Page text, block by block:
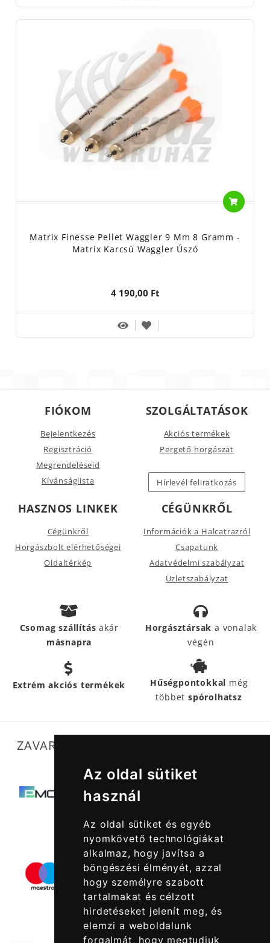
Az oldal sütiket
használ
Az oldal sütiket és egyéb
nyomkövető technológiákat
alkalmaz, hogy javítsa a
böngészési élményét, azzal
hogy személyre szabott
tartalmakat és célzott
hirdetéseket jelenít meg, és
elemzi a weboldalunk
forgalmát, hogy megtudjuk
Matrix Finesse Pellet Waggler 9 Mm 8 Gramm -
Matrix Karcsú Waggler Úszó
4 190,00 Ft
FIÓKOM
Bejelentkezés
Regisztráció
Megrendeléseid
Kívánságlista
SZOLGÁLTATÁSOK
Akciós termékek
Pergető horgászat
Hírlevél feliratkozás
HASZNOS LINKEK
Cégünkről
Horgászbolt elérhetőségei
Oldaltérkép
CÉGÜNKRŐL
Információk a Halcatrazról
Csapatunk
Adatvédelmi szabályzat
Üzletszabályzat
Csomag szállításakár
másnapra
Horgásztársak a vonalak
végén
Extrém akciós termékek Hűségpontokkal még
többetspórolhatsz
ZAVARTALAN MŰKÖDÉSÜNKET SEGÍTIK